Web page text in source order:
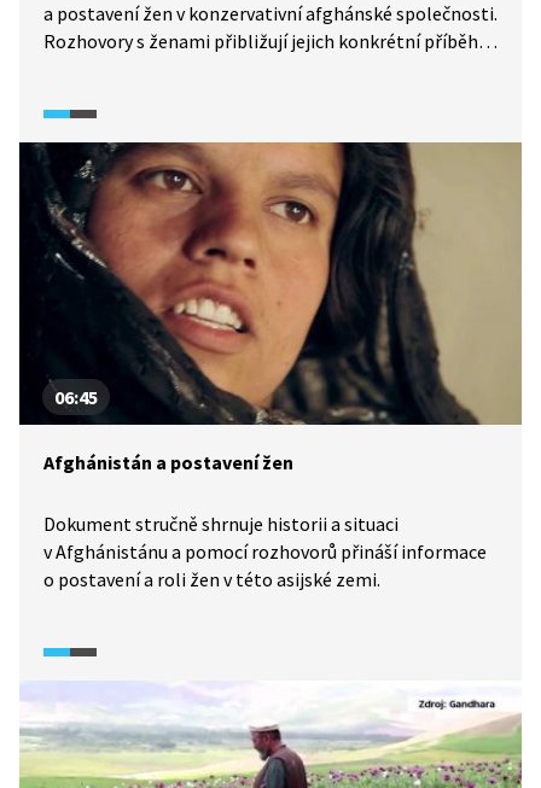
a postavení žen v konzervativní afghánské společnosti.
Rozhovory s ženami přibližují jejich konkrétní příběhy
06:45
Afghánistán a postavení žen
Dokument stručně shrnuje historii a situaci
v Afghánistánu a pomocí rozhovorů přináší informace
o postavení a roli žen v této asijské zemi.